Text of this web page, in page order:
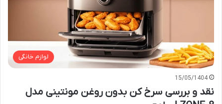
لوازم خانگی
15/05/1404
نقد و بررسی سرخ کن بدون روغن مونتینی مدل